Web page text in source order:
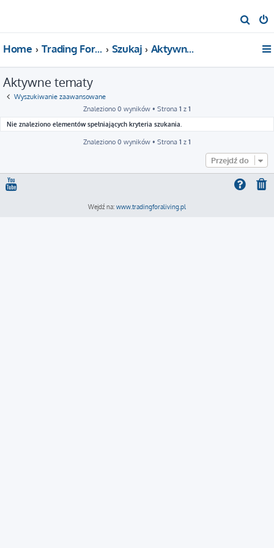
z
Home Trading For a Living Szukaj Aktywne tematy
Aktywne tematy
Wyszukiwanie zaawansowane
Znaleziono 0 wyników • Strona 1 z 1
Nie znaleziono elementów spełniających kryteria szukania.
Znaleziono 0 wyników • Strona 1 z 1
Przejdź do
Wejdź na: www.tradingforaliving.pl